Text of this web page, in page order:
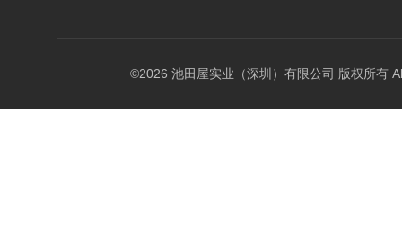
©2026 池田屋实业（深圳）有限公司 版权所有